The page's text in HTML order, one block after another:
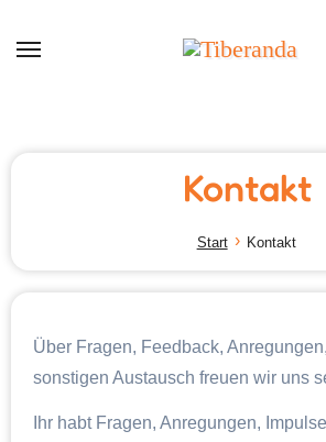
Inhalt
Kontakt
Start Kontakt
Über Fragen, Feedback,
sonstigen Austausch freuen wir uns
Ihr habt Fragen, Anregungen,